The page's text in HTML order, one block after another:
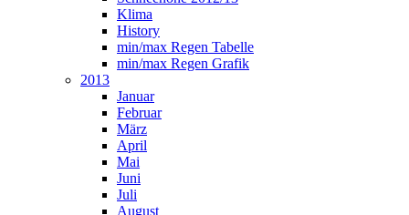
Klima
History
min/max Regen Tabelle
min/max Regen Grafik
2013
Januar
Februar
März
April
Mai
Juni
Juli
August